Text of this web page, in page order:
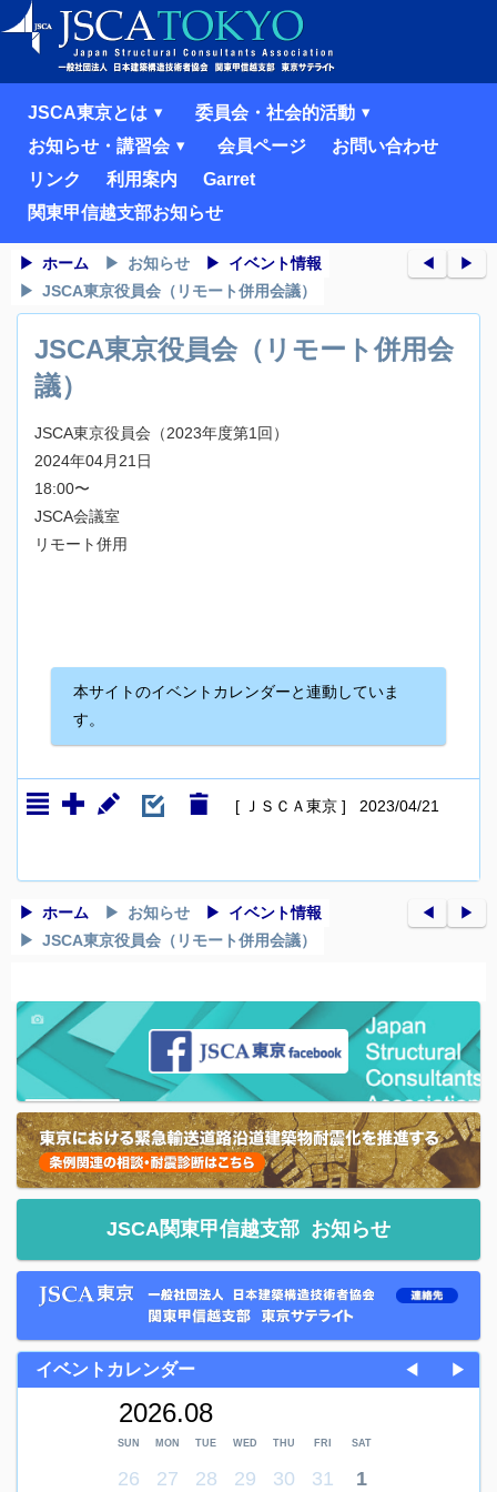
JSCA東京とは
委員会・社会的活動
お知らせ・講習会
会員ページ
お問い合わせ
リンク
利用案内
Garret
関東甲信越支部お知らせ
ホーム お知らせ
イベント情報
JSCA東京役員会（リモート併用会議）
◀︎ ▶︎
JSCA東京役員会（リモート併用会
議）
JSCA東京役員会（2023年度第1回）
2024年04月21日
18:00〜
JSCA会議室
リモート併用
本サイトのイベントカレンダーと連動していま
す。
[ ＪＳＣＡ東京 ] 2023/04/21
ホーム お知らせ
イベント情報
JSCA東京役員会（リモート併用会議）
◀︎ ▶︎
JSCA関東甲信越支部 お知らせ
イベントカレンダー ◀ ▶
2026.08
SUN MON TUE WED THU FRI SAT
26 27 28 29 30 31 1